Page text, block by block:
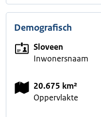
Demografisch
Sloveen
Inwonersnaam
20.675 km²
Oppervlakte